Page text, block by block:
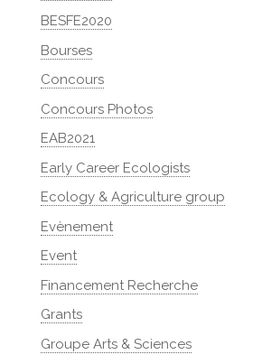
BESFE2020
Bourses
Concours
Concours Photos
EAB2021
Early Career Ecologists
Ecology & Agriculture group
Evènement
Event
Financement Recherche
Grants
Groupe Arts & Sciences